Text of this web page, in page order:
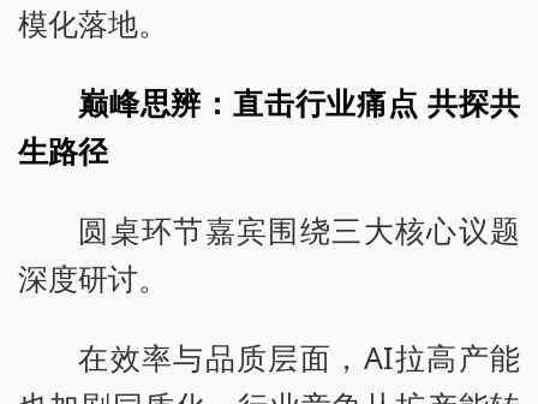
模化落地。
巅峰思辨：直击行业痛点 共探共
生路径
圆桌环节嘉宾围绕三大核心议题
深度研讨。
在效率与品质层面，AI拉高产能